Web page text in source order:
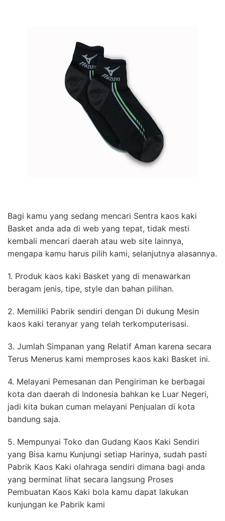
Bagi kamu yang sedang mencari Sentra kaos kaki
Basket anda ada di web yang tepat, tidak mesti
kembali mencari daerah atau web site lainnya,
mengapa kamu harus pilih kami, selanjutnya alasannya.
1. Produk kaos kaki Basket yang di menawarkan
beragam jenis, tipe, style dan bahan pilihan.
2. Memiliki Pabrik sendiri dengan Di dukung Mesin
kaos kaki teranyar yang telah terkomputerisasi.
3. Jumlah Simpanan yang Relatif Aman karena secara
Terus Menerus kami memproses kaos kaki Basket ini.
4. Melayani Pemesanan dan Pengiriman ke berbagai
kota dan daerah di Indonesia bahkan ke Luar Negeri,
jadi kita bukan cuman melayani Penjualan di kota
bandung saja.
5. Mempunyai Toko dan Gudang Kaos Kaki Sendiri
yang Bisa kamu Kunjungi setiap Harinya, sudah pasti
Pabrik Kaos Kaki olahraga sendiri dimana bagi anda
yang berminat lihat secara langsung Proses
Pembuatan Kaos Kaki bola kamu dapat lakukan
kunjungan ke Pabrik kami